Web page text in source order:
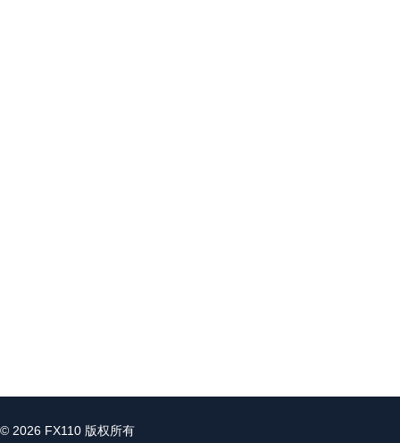
© 2026 FX110 版权所有